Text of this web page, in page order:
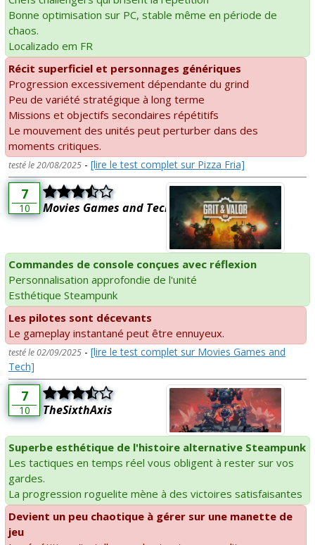
Bonne optimisation sur PC, stable même en période de
chaos.
Localizado em FR
Récit superficiel et personnages génériques
Progression excessivement dépendante du grind
Peu de variété stratégique à long terme
Missions et objectifs secondaires répétitifs
Le mouvement des unités peut perturber dans des
moments critiques.
testé le 20/08/2025 - [lire le test complet sur Pizza Fria]
7
10 Movies Games and Tech
Commandes de console conçues avec réflexion
Personnalisation approfondie de l'unité
Esthétique Steampunk
Les pilotes sont décevants
Le gameplay instantané peut être ennuyeux.
testé le 02/09/2025 - [lire le test complet sur Movies Games and
Tech]
7
10 TheSixthAxis
Superbe esthétique de l'histoire alternative Steampunk
Les tactiques en temps réel vous obligent à rester sur vos
gardes.
La progression roguelite mène à des victoires satisfaisantes
Devient un peu chaotique à gérer sur une manette de
jeu